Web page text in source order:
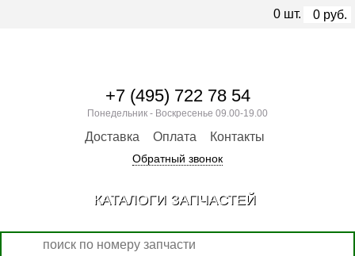
+7 (495) 722 78 54
Понедельник - Воскресенье 09.00-19.00
Доставка Оплата Контакты
Обратный звонок
0 шт. 0 руб.
КАТАЛОГИ ЗАПЧАСТЕЙ